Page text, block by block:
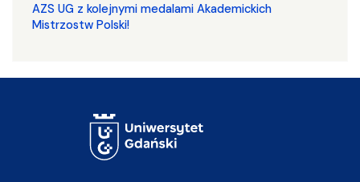
AZS UG z kolejnymi medalami Akademickich
Mistrzostw Polski!